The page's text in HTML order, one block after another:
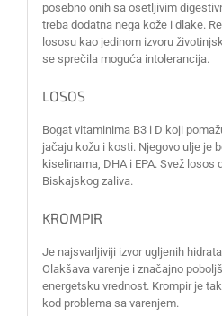
posebno onih sa osetljivim
treba dodatna nega kože i dlake.
lososu kao jedinom izvoru
se sprečila moguća intolerancija.
LOSOS
Bogat vitaminima B3 i D koji
jačaju kožu i kosti. Njegovo ulje je
kiselinama, DHA i EPA. Svež
Biskajskog zaliva.
KROMPIR
Je najsvarljiviji izvor ugljenih
Olakšava varenje i značajno
energetsku vrednost. Krompir je
kod problema sa varenjem.